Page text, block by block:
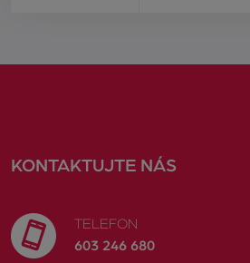
KONTAKTUJTE NÁS
TELEFON
603 246 680